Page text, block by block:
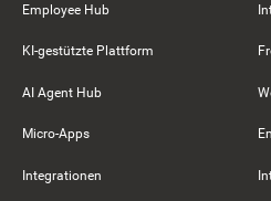
Employee Hub
KI-gestützte Plattform
AI Agent Hub
Micro-Apps
Integrationen